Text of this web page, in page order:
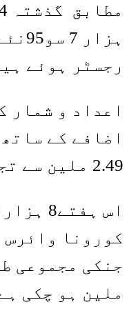
رجسٹر ہوئے
اعداد و شمار
اضافے کے
2.49 ملین سے تجاوز کر چکی ہے۔
کورونا
ملین ہو چکی